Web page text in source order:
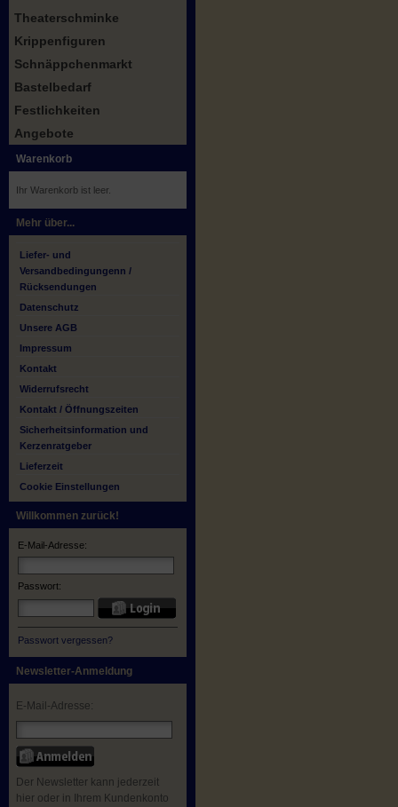
Theaterschminke
Krippenfiguren
Schnäppchenmarkt
Bastelbedarf
Festlichkeiten
Angebote
Warenkorb
Ihr Warenkorb ist leer.
Mehr über...
Liefer- und
Versandbedingungenn /
Rücksendungen
Datenschutz
Unsere AGB
Impressum
Kontakt
Widerrufsrecht
Kontakt / Öffnungszeiten
Sicherheitsinformation und
Kerzenratgeber
Lieferzeit
Cookie Einstellungen
Willkommen zurück!
E-Mail-Adresse:
Passwort:
Passwort vergessen?
Newsletter-Anmeldung
E-Mail-Adresse:
Der Newsletter kann jederzeit
hier oder in Ihrem Kundenkonto